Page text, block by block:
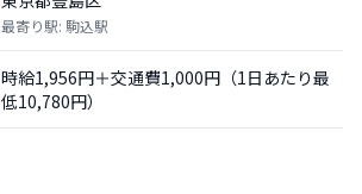
最寄り駅: 駒込駅
時給1,956円＋交通費1,000円（1日あたり最
低10,780円）